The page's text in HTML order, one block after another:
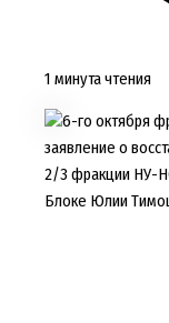
1 минута чтения
6-го октября
заявление о
2/3 фракции НУ-
Блоке Юлии